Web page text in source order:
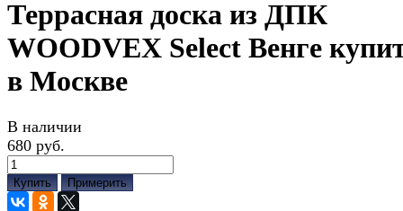
Террасная доска из ДПК
WOODVEX Select Венге
в Москве
В наличии
680 руб.
Купить Примерить